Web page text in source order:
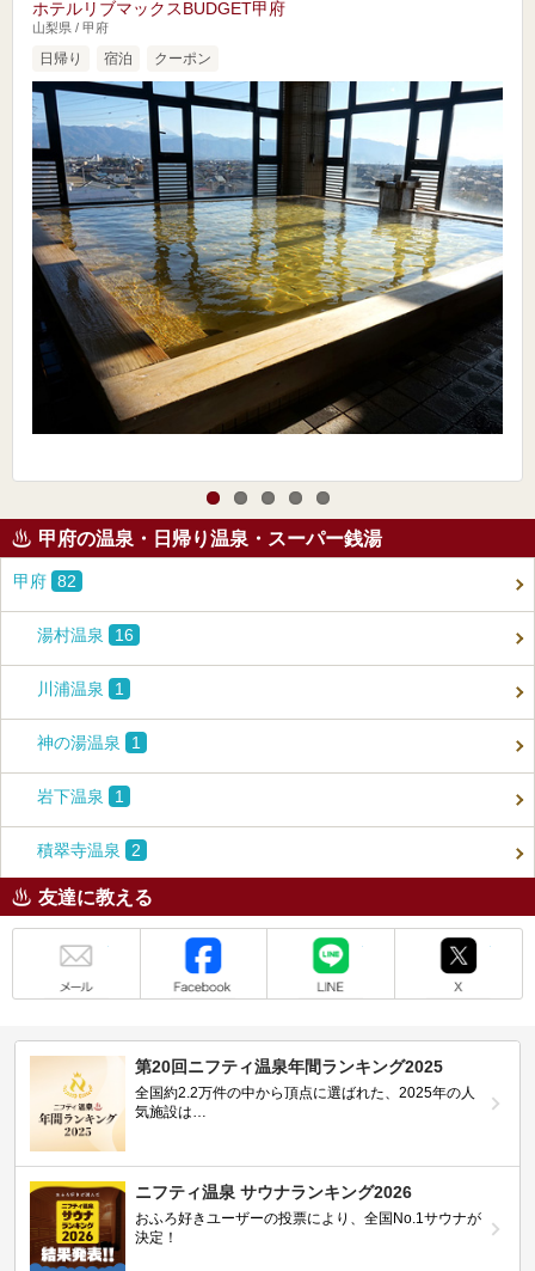
ホテルリブマックスBUDGET甲府
山梨県 / 甲府
日帰り 宿泊 クーポン
甲府の温泉・日帰り温泉・スーパー銭湯
甲府 82
湯村温泉 16
川浦温泉 1
神の湯温泉 1
岩下温泉 1
積翠寺温泉 2
友達に教える
第20回ニフティ温泉年間ランキング2025
全国約2.2万件の中から頂点に選ばれた、2025年の人
気施設は…
ニフティ温泉 サウナランキング2026
おふろ好きユーザーの投票により、全国No.1サウナが
決定！